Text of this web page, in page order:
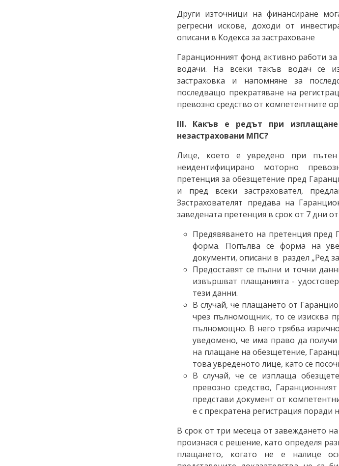
Други източници на финансиране
регресни искове, доходи от
описани в Кодекса за застраховане
Гаранционният фонд активно работи
водачи. На всеки такъв водач се
застраховка и напомняне за
последващо прекратяване на
превозно средство от компетентните
ІІІ. Какъв е редът при
незастраховани МПС?
Лице, което е увредено при пътен
неидентифицирано моторно
претенция за обезщетение пред
и пред всеки застраховател,
Застрахователят предава на
заведената претенция в срок от 7 дни
Предявяването на претенция пред
форма. Попълва се форма на
документи, описани в раздел „Ред
Предоставят се пълни и точни
извършват плащанията -
тези данни.
В случай, че плащането от
чрез пълномощник, то се изисква
пълномощно. В него трябва
уведомено, че има право да
на плащане на обезщетение,
това увреденото лице, като се
В случай, че се изплаща
превозно средство,
представи документ от
е с прекратена регистрация поради
В срок от три месеца от завеждането
произнася с решение, като определя
плащането, когато не е налице